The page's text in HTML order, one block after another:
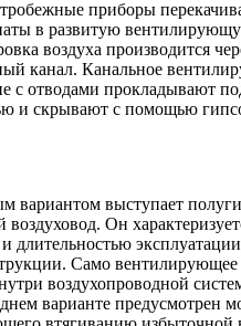
приборы
в развитую
воздуха производится
канал. Канальное
с отводами прокладывают
и скрывают с помощью
вариантом выступает
воздуховод. Он
длительностью
Само вентилирующее
воздухопроводной
варианте предусмотрен